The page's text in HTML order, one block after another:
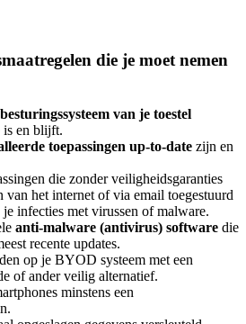
die je moet nemen
besturingssysteem van je toestel
is en blijft.
toepassingen up-to-date zijn en
die zonder veiligheidsgaranties
van het internet of via email toegestuurd
infecties met virussen of malware.
anti-malware (antivirus) software die
recente updates.
op je BYOD systeem met een
of ander veilig alternatief.
minstens een